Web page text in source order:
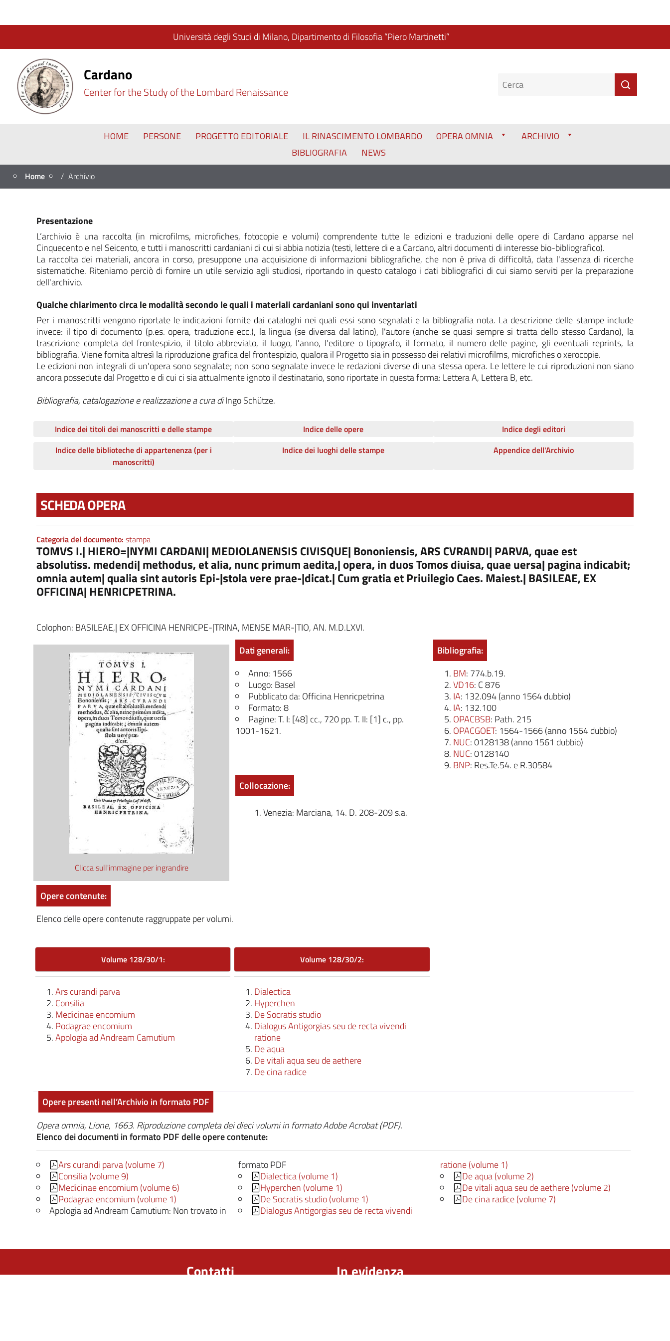
Università degli Studi di Milano, Dipartimento di Filosofia “Piero Martinetti”
Cardano
Center for the Study of the Lombard Renaissance
HOME PERSONE PROGETTO EDITORIALE IL RINASCIMENTO LOMBARDO OPERA OMNIA
ARCHIVIO
BIBLIOGRAFIA
NEWS
Home Archivio
Presentazione
L’archivio è una raccolta (in microfilms, microfiches, fotocopie e volumi) comprendente tutte le edizioni e traduzioni delle opere di Cardano apparse nel
Cinquecento e nel Seicento, e tutti i manoscritti cardaniani di cui si abbia notizia (testi, lettere di e a Cardano, altri documenti di interesse bio-bibliografico).
La raccolta dei materiali, ancora in corso, presuppone una acquisizione di informazioni bibliografiche, che non è priva di difficoltà, data l'assenza di ricerche
sistematiche. Riteniamo perciò di fornire un utile servizio agli studiosi, riportando in questo catalogo i dati bibliografici di cui siamo serviti per la preparazione
dell'archivio.
Qualche chiarimento circa le modalità secondo le quali i materiali cardaniani sono qui inventariati
Per i manoscritti vengono riportate le indicazioni fornite dai cataloghi nei quali essi sono segnalati e la bibliografia nota. La descrizione delle stampe include
invece: il tipo di documento (p.es. opera, traduzione ecc.), la lingua (se diversa dal latino), l'autore (anche se quasi sempre si tratta dello stesso Cardano), la
trascrizione completa del frontespizio, il titolo abbreviato, il luogo, l'anno, l'editore o tipografo, il formato, il numero delle pagine, gli eventuali reprints, la
bibliografia. Viene fornita altresì la riproduzione grafica del frontespizio, qualora il Progetto sia in possesso dei relativi microfilms, microfiches o xerocopie.
Le edizioni non integrali di un'opera sono segnalate; non sono segnalate invece le redazioni diverse di una stessa opera. Le lettere le cui riproduzioni non siano
ancora possedute dal Progetto e di cui ci sia attualmente ignoto il destinatario, sono riportate in questa forma: Lettera A, Lettera B, etc.
Bibliografia, catalogazione e realizzazione a cura diIngo Schütze.
Indice dei titoli dei manoscritti e delle stampe Indice delle opere
Indice degli editori
Indice delle biblioteche di appartenenza (per i
manoscritti)
Indice dei luoghi delle stampe Appendice dell'Archivio
SCHEDA OPERA
Categoria del documento: stampa
TOMVS I.| HIERO=|NYMI CARDANI| MEDIOLANENSIS CIVISQUE| Bononiensis, ARS CVRANDI| PARVA, quae est
absolutiss. medendi| methodus, et alia, nunc primum aedita,| opera, in duos Tomos diuisa, quae uersa| pagina indicabit;
omnia autem| qualia sint autoris Epi-|stola vere prae-|dicat.| Cum gratia et Priuilegio Caes. Maiest.| BASILEAE, EX
OFFICINA| HENRICPETRINA.
Colophon: BASILEAE,| EX OFFICINA HENRICPE-|TRINA, MENSE MAR-|TIO, AN. M.D.LXVI.
Clicca sull'immagine per ingrandire
Dati generali:
Anno: 1566
Luogo: Basel
Pubblicato da: Officina Henricpetrina
Formato: 8
Pagine: T. I: [48] cc., 720 pp. T. II: [1] c., pp.
1001-1621.
Bibliografia:
BM: 774.b.19.
VD16: C 876
IA: 132.094 (anno 1564 dubbio)
IA: 132.100
OPACBSB: Path. 215
OPACGOET: 1564-1566 (anno 1564 dubbio)
NUC: 0128138 (anno 1561 dubbio)
NUC: 0128140
BNP: Res.Te.54. e R.30584
Collocazione:
Venezia: Marciana, 14. D. 208-209 s.a.
Opere contenute:
Elenco delle opere contenute raggruppate per volumi.
Volume 128/30/1:
Ars curandi parva
Consilia
Medicinae encomium
Podagrae encomium
Apologia ad Andream Camutium
Volume 128/30/2:
Dialectica
Hyperchen
De Socratis studio
Dialogus Antigorgias seu de recta vivendi
ratione
De aqua
De vitali aqua seu de aethere
De cina radice
Opere presenti nell’Archivio in formato PDF
Opera omnia, Lione, 1663. Riproduzione completa dei dieci volumi in formato Adobe Acrobat (PDF).
Elenco dei documenti in formato PDF delle opere contenute:
Ars curandi parva (volume 7)
Consilia (volume 9)
Medicinae encomium (volume 6)
Podagrae encomium (volume 1)
Apologia ad Andream Camutium: Non trovato in
formato PDF
Dialectica (volume 1)
Hyperchen (volume 1)
De Socratis studio (volume 1)
Dialogus Antigorgias seu de recta vivendi
ratione (volume 1)
De aqua (volume 2)
De vitali aqua seu de aethere (volume 2)
De cina radice (volume 7)
Contatti In evidenza